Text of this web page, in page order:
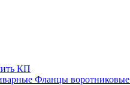
КП
Фланцы воротниковые